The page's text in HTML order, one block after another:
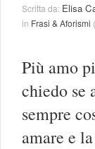
Scritta da: Elisa
in Frasi & Aforismi (
Più amo
chiedo se
sempre
amare e